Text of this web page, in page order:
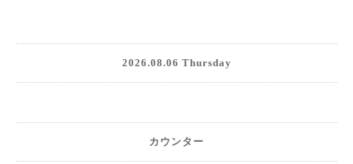
2026.08.06 Thursday
カウンター